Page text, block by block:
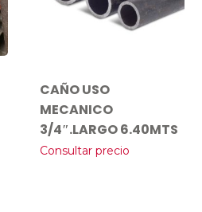
CAÑO USO
MECANICO
3/4″.LARGO 6.40MTS
Consultar precio